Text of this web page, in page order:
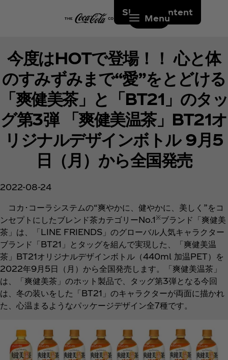
Skip to content
Menu
今度はHOTで登場！！ 心と体
のすみずみまで“愛”をとどける
「爽健美茶」と「BT21」のタッ
グ第3弾 「爽健美温茶」BT21オ
リジナルデザインボトル 9月5
日（月）から全国発売
2022-08-24
コカ･コーラシステムの“爽やかに、健やかに、美しく”をコ
ンセプトにしたブレンド茶カテゴリーNo.1※ブランド「爽健美
茶」は、「LINE FRIENDS」のグローバル人気キャラクター
ブランド「BT21」とタッグを組んで実現した、「爽健美温
茶」BT21オリジナルデザインボトル（440ml 加温PET）を
2022年9月5日（月）から全国発売します。「爽健美温茶」
は、「爽健美茶」のホット製品で、タッグ第3弾となる今回
は、冬の装いをした「BT21」のキャラクターが両面に描かれ
た、心温まるようなパッケージデザイン全7種です。